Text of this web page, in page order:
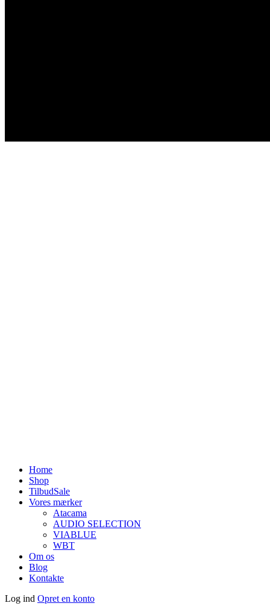
Home
Shop
TilbudSale
Vores mærker
Atacama
AUDIO SELECTION
VIABLUE
WBT
Om os
Blog
Kontakte
Log ind Opret en konto